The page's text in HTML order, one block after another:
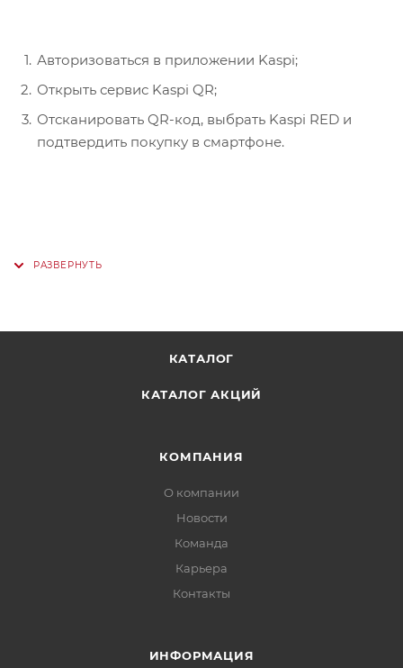
Авторизоваться в приложении Kaspi;
Открыть сервис Kaspi QR;
Отсканировать QR-код, выбрать Kaspi RED и
подтвердить покупку в смартфоне.
КАТАЛОГ
КАТАЛОГ АКЦИЙ
КОМПАНИЯ
О компании
Новости
Команда
Карьера
Контакты
ИНФОРМАЦИЯ